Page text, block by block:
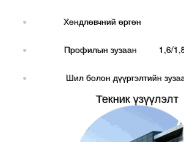
Хөндлөвчний өргөн
Профилын зузаан 1,6/
Шил болон дүүргэлтийн
Текник үзүүлэлт